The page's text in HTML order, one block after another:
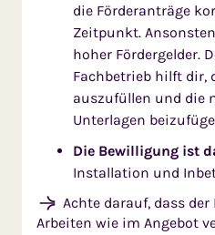
die Förderanträge
Zeitpunkt.
hoher Fördergelder.
Fachbetrieb hilft dir,
auszufüllen und die
Unterlagen
Die Bewilligung ist
Installation und
Achte darauf, dass
Arbeiten wie im Angebot